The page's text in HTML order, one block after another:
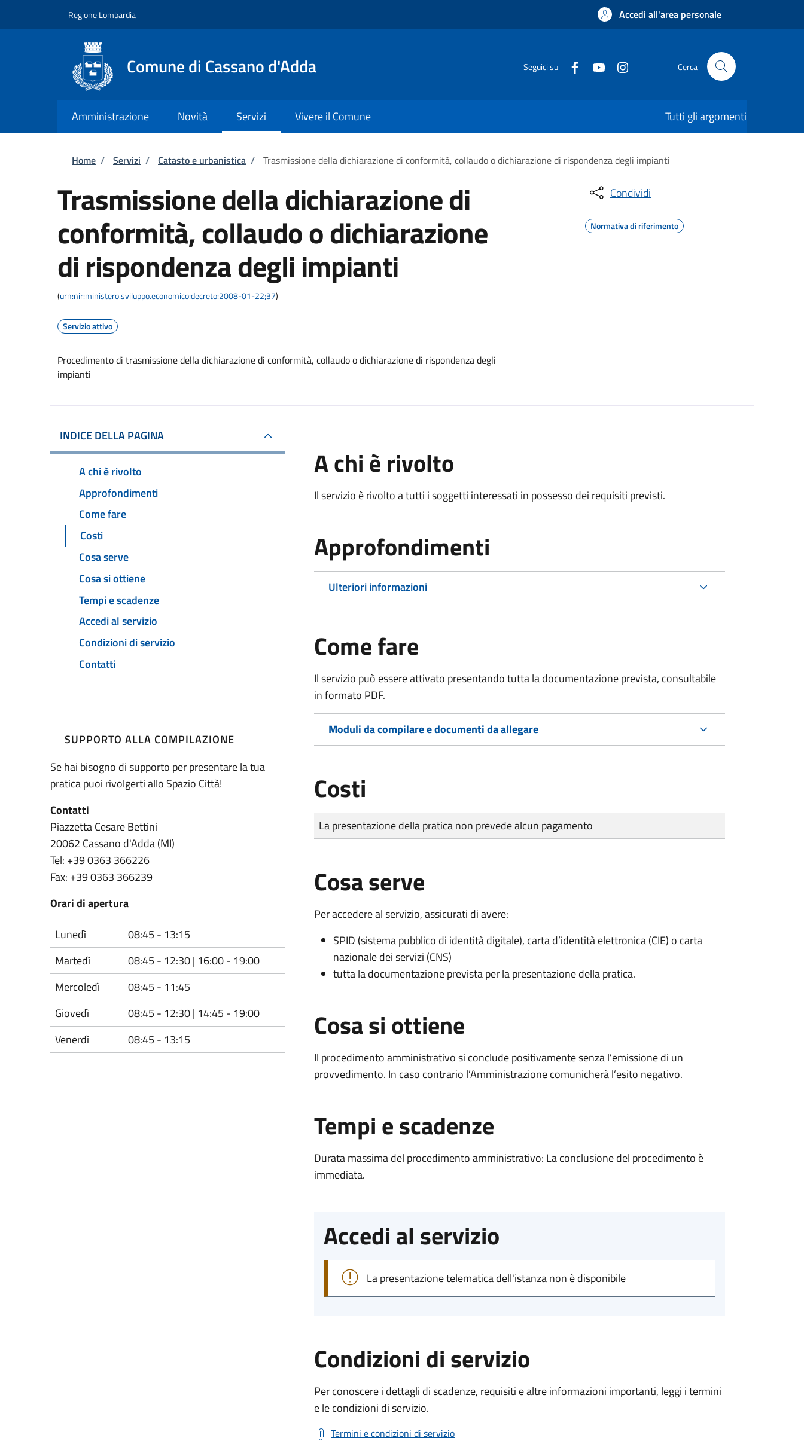
Regione Lombardia Accedi all'area personale
Comune di Cassano d'Adda Seguici su Cerca
Amministrazione Novità Servizi Vivere il Comune Tutti gli argomenti
Briciole di pane
Home / Servizi / Catasto e urbanistica / Trasmissione della dichiarazione di conformità, collaudo o dichiarazione di rispondenza degli impianti
Trasmissione della dichiarazione di
conformità, collaudo o dichiarazione
di rispondenza degli impianti
(urn:nir:ministero.sviluppo.economico:decreto:2008-01-22;37)
Servizio attivo
Procedimento di trasmissione della dichiarazione di conformità, collaudo o dichiarazione di rispondenza degli
impianti
Condividi
Normativa di riferimento
INDICE DELLA PAGINA
A chi è rivolto
Approfondimenti
Come fare
Costi
Cosa serve
Cosa si ottiene
Tempi e scadenze
Accedi al servizio
Condizioni di servizio
Contatti
SUPPORTO ALLA COMPILAZIONE
Se hai bisogno di supporto per presentare la tua
pratica puoi rivolgerti allo Spazio Città!
Contatti
Piazzetta Cesare Bettini
20062 Cassano d'Adda (MI)
Tel: +39 0363 366226
Fax: +39 0363 366239
Orari di apertura
Lunedì
08:45 - 13:15
Martedì
08:45 - 12:30 | 16:00 - 19:00
Mercoledì
08:45 - 11:45
Giovedì
08:45 - 12:30 | 14:45 - 19:00
Venerdì
08:45 - 13:15
A chi è rivolto
Il servizio è rivolto a tutti i soggetti interessati in possesso dei requisiti previsti.
Approfondimenti
Ulteriori informazioni
Come fare
Il servizio può essere attivato presentando tutta la documentazione prevista, consultabile
in formato PDF.
Moduli da compilare e documenti da allegare
Costi
Tipo di pagamento
Importo
La presentazione della pratica non prevede alcun pagamento
Cosa serve
Per accedere al servizio, assicurati di avere:
SPID (sistema pubblico di identità digitale), carta d’identità elettronica (CIE) o carta
nazionale dei servizi (CNS)
tutta la documentazione prevista per la presentazione della pratica.
Cosa si ottiene
Il procedimento amministrativo si conclude positivamente senza l’emissione di un
provvedimento. In caso contrario l’Amministrazione comunicherà l’esito negativo.
Tempi e scadenze
Durata massima del procedimento amministrativo: La conclusione del procedimento è
immediata.
Accedi al servizio
La presentazione telematica dell'istanza non è disponibile
Condizioni di servizio
Per conoscere i dettagli di scadenze, requisiti e altre informazioni importanti, leggi i termini
e le condizioni di servizio.
Termini e condizioni di servizio